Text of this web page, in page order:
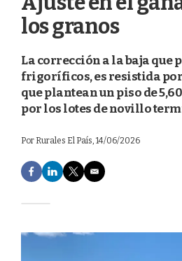
los granos
La corrección a la baja que
frigoríficos, es resistida
que plantean un piso de
por los lotes de novillo
Por Rurales El País, 14/06/2026
F
a
e
o
L
i
d
T
w
e
E
m